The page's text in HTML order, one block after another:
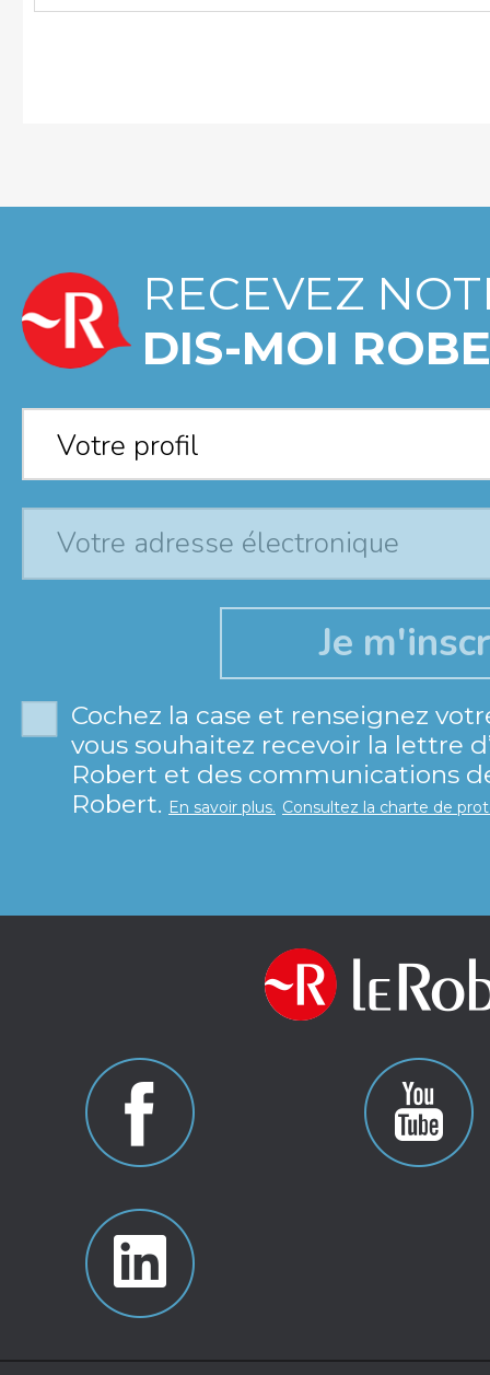
RECEVEZ
DIS-MOI
Votre profil*
Votre profil
Cochez la case et renseignez
vous souhaitez recevoir la lettre
Robert et des communications
Robert. En savoir plus. Consultez la charte de